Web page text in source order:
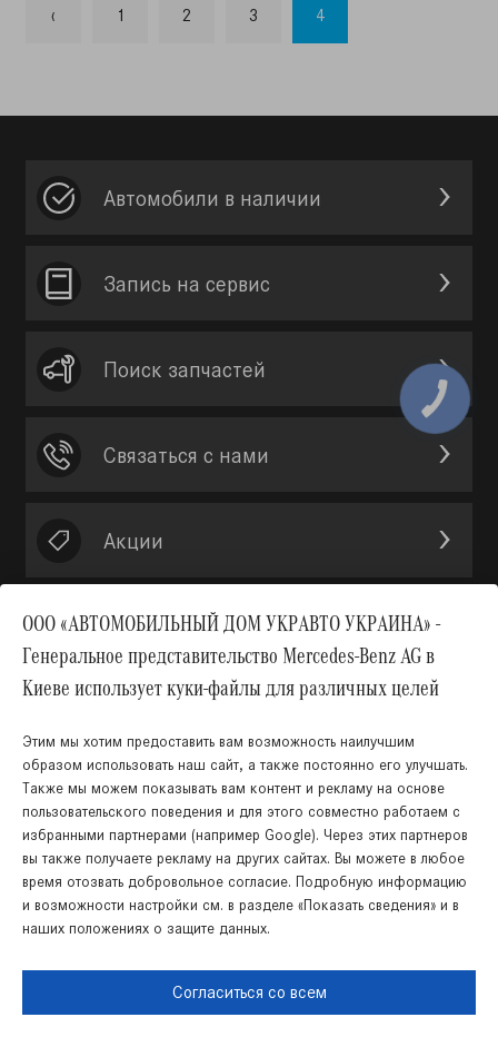
‹ 1 2 3 4
ООО «АВТОМОБИЛЬНЫЙ ДОМ УКРАВТО УКРАИНА» -
Генеральное представительство Mercedes-Benz AG в
Киеве использует куки-файлы для различных целей
Этим мы хотим предоставить вам возможность наилучшим
образом использовать наш сайт, а также постоянно его улучшать.
Также мы можем показывать вам контент и рекламу на основе
пользовательского поведения и для этого совместно работаем с
избранными партнерами (например Google). Через этих партнеров
вы также получаете рекламу на других сайтах. Вы можете в любое
время отозвать добровольное согласие. Подробную информацию
и возможности настройки см. в разделе «Показать сведения» и в
наших положениях о защите данных.
Согласиться со всем
Автомобили в наличии
Запись на сервис
Поиск запчастей
Связаться с нами
Акции
Украинский Русский
Правовая информация